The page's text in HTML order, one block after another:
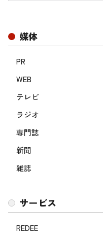
媒体
PR
WEB
テレビ
ラジオ
専門誌
新聞
雑誌
サービス
REDEE